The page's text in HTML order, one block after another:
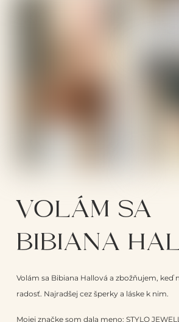
VOLÁM SA
BIBIANA
Volám sa Bibiana Hallová a zbožňujem, keď
radosť. Najradšej cez šperky a láske k nim.
Mojej značke som dala meno: STYLO